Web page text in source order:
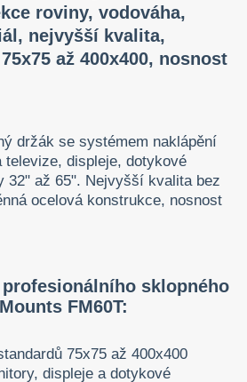
roviny, vodováha,
nejvyšší kvalita,
až 400x400, nosnost
držák se systémem naklápění
televize, displeje, dotykové
32" až 65". Nejvyšší kvalita bez
ocelová konstrukce, nosnost
sklopného
FM60T:
75x75 až 400x400
displeje a dotykové